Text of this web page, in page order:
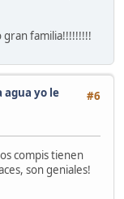
familia!!!!!!!!!
#6
agua yo le
compis tienen
son geniales!